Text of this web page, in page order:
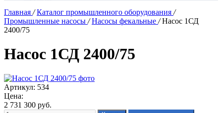
Главная / Каталог промышленного оборудования /
Промышленные насосы / Насосы фекальные / Насос 1СД
2400/75
Насос 1СД 2400/75
Артикул: 534
Цена:
2 731 300 руб.